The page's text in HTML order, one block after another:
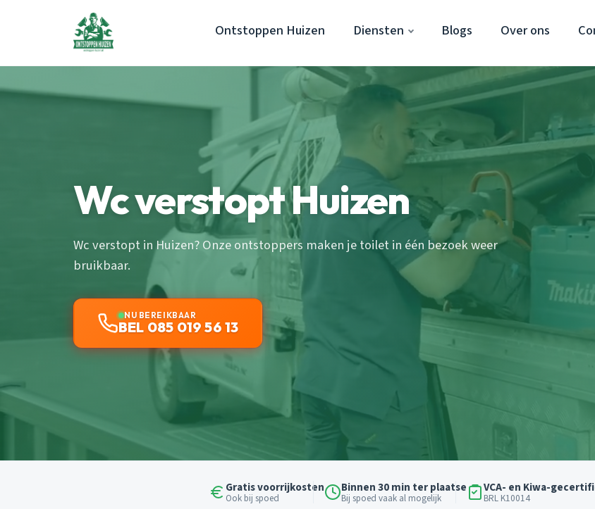
Ontstoppen Huizen Diensten Blogs Over ons
Wc verstopt Huizen
Wc verstopt in Huizen? Onze ontstoppers maken je toilet in één bezoek weer
bruikbaar.
NU BEREIKBAAR
BEL 085 019 56 13
Gratis voorrijkosten
Ook bij spoed
Binnen 30 min ter plaatse
Bij spoed vaak al mogelijk
VCA- en Kiwa-
BRL K10014